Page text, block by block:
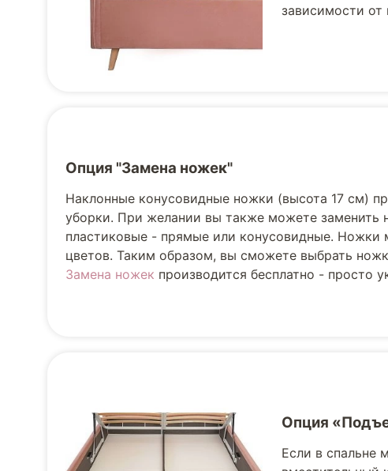
зависимости от
Опция "Замена ножек"
Наклонные конусовидные ножки (высота 17 см)
уборки. При желании вы также можете заменить
пластиковые - прямые или конусовидные. Ножки
цветов. Таким образом, вы сможете выбрать
Замена ножек производится бесплатно - просто
Опция
Если в спальне